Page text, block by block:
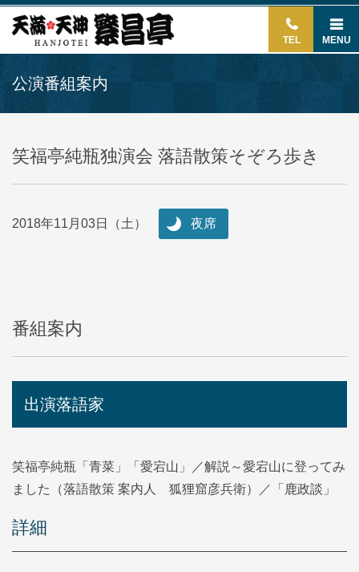
TEL MENU
公演番組案内
笑福亭純瓶独演会 落語散策そぞろ歩き
2018年11月03日（土） 夜席
番組案内
出演落語家
笑福亭純瓶「青菜」「愛宕山」／解説～愛宕山に登ってみ
ました（落語散策 案内人 狐狸窟彦兵衛）／「鹿政談」
詳細